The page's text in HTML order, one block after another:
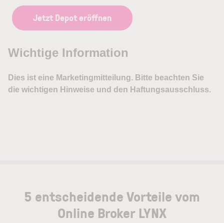
Jetzt Depot eröffnen
5 entscheidende Vorteile vom
Online Broker LYNX